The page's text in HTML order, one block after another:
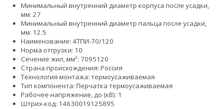
Минимальный внутренний диаметр корпуса после усадки,
мм: 27
Минимальный внутренний диаметр пальца после усадки,
мм: 12.5
Наименование: 4ТПИ-70/120
Норма отгрузки: 10
Сечение жил, мм²: 7095120
Страна происхождения: Россия
Технология монтажа: термоусаживаемая
Тип компонента: Перчатка термоусаживаемая
Рабочее напряжение, до (кВ): 1
Штрих-код: 14630019125895